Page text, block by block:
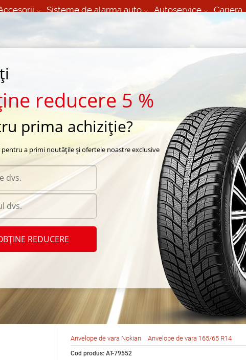
Sisteme de alarma auto Autoservice Cariera
/ Nokian Nordman SX2 165/65 R14 79T
Anvelope
Nokian
SX2 165/
79T
Anvelope de vara Nokian Anvelope de vara 165/65 R14
Cod produs: AT-79552
reducere 5 %
prima achiziție?
a primi noutățile și ofertele noastre exclusive
REDUCERE